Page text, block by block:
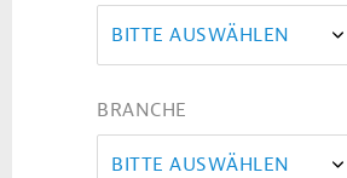
BITTE AUSWÄHLEN
BRANCHE
BITTE AUSWÄHLEN